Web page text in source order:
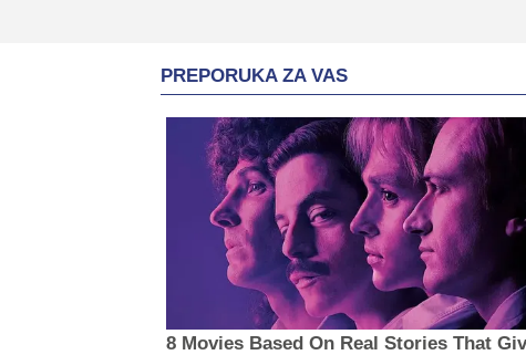
PREPORUKA ZA VAS
8 Movies Based On Real Stories That